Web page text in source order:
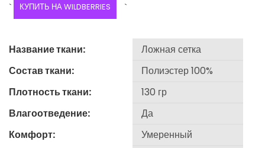
` КУПИТЬ НА WILDBERRIES `
Название ткани:
Состав ткани:
Плотность ткани:
Влагоотведение:
Комфорт: